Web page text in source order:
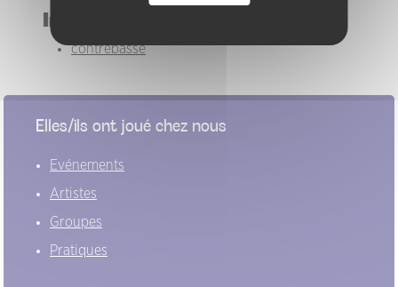
Instruments
contrebasse
Elles/ils ont joué chez nous
Evénements
Artistes
Groupes
Pratiques